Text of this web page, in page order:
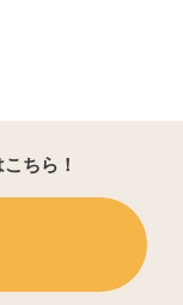
ちら！